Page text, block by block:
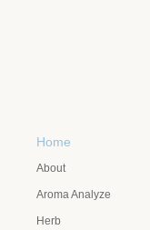
Home
About
Aroma Analyze
Herb